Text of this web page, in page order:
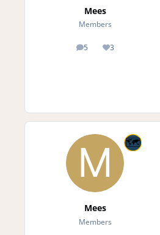
Mees
Members
5
posts 3
Reputation
Mees
Members